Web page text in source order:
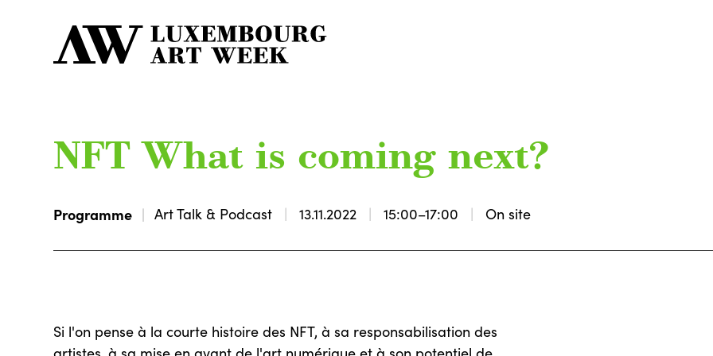
NFT What is coming next?
Programme Art Talk & Podcast 13.11.2022 15:00–17:00 On site
Si l'on pense à la courte histoire des NFT, à sa responsabilisation des